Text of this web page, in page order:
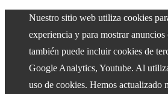
Nuestro sitio web utiliza cookies
experiencia y para mostrar
también puede incluir cookies de
Google Analytics, Youtube. Al
uso de cookies. Hemos actualizado